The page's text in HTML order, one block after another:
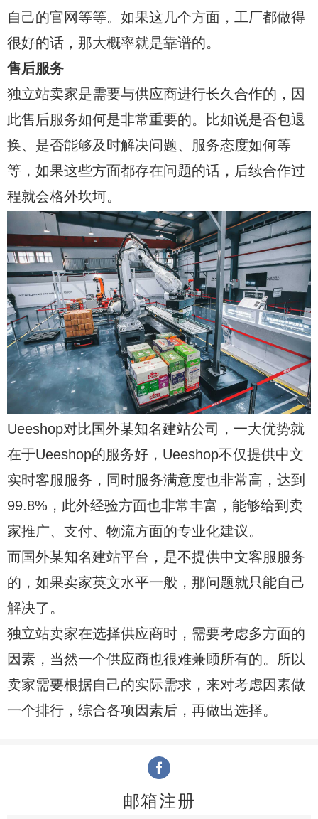
自己的官网等等。如果这几个方面，工厂都做得
很好的话，那大概率就是靠谱的。
售后服务
独立站卖家是需要与供应商进行长久合作的，因
此售后服务如何是非常重要的。比如说是否包退
换、是否能够及时解决问题、服务态度如何等
等，如果这些方面都存在问题的话，后续合作过
程就会格外坎坷。
Ueeshop对比国外某知名建站公司，一大优势就
在于Ueeshop的服务好，Ueeshop不仅提供中文
实时客服服务，同时服务满意度也非常高，达到
99.8%，此外经验方面也非常丰富，能够给到卖
家推广、支付、物流方面的专业化建议。
而国外某知名建站平台，是不提供中文客服服务
的，如果卖家英文水平一般，那问题就只能自己
解决了。
独立站卖家在选择供应商时，需要考虑多方面的
因素，当然一个供应商也很难兼顾所有的。所以
卖家需要根据自己的实际需求，来对考虑因素做
一个排行，综合各项因素后，再做出选择。
邮箱注册